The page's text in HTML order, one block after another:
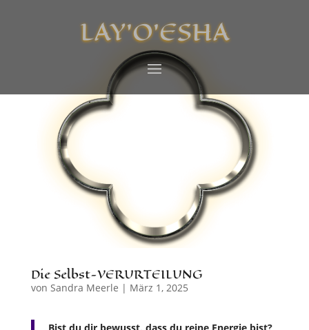
LAY’O’ESHA
Die Selbst-VERURTEILUNG
von Sandra Meerle | März 1, 2025